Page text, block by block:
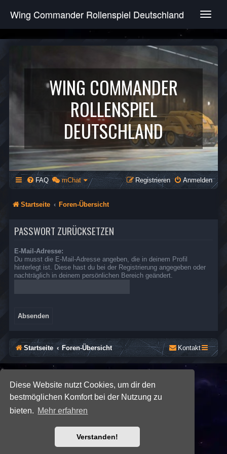
Diese Website nutzt Cookies, um dir den
bestmöglichen Komfort bei der Nutzung zu
bieten. Mehr erfahren
Verstanden!
T
g
e
v
g
a
t
i
o
n
Wing Commander Rollenspiel Deutschland
WING COMMANDER
ROLLENSPIEL
DEUTSCHLAND
FAQ mChat Anmelden
Registrieren
Startseite Foren-Übersicht
PASSWORT ZURÜCKSETZEN
E-Mail-Adresse:
Du musst die E-Mail-Adresse angeben, die in deinem Profil
hinterlegt ist. Diese hast du bei der Registrierung angegeben oder
nachträglich in deinem persönlichen Bereich geändert.
Startseite Foren-Übersicht Kontakt
® Forum Software © phpBB Limited
Deutsche Übersetzung durch